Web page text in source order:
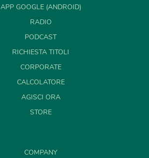
APP GOOGLE (ANDROID)
RADIO
PODCAST
RICHIESTA TITOLI
CORPORATE
CALCOLATORE
AGISCI ORA
STORE
COMPANY